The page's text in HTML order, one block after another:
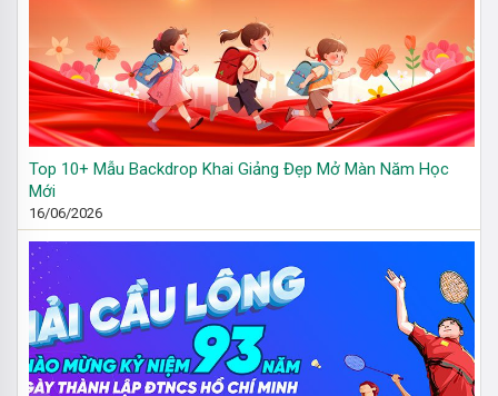
Top 10+ Mẫu Backdrop Khai Giảng Đẹp Mở Màn Năm Học
Mới
16/06/2026